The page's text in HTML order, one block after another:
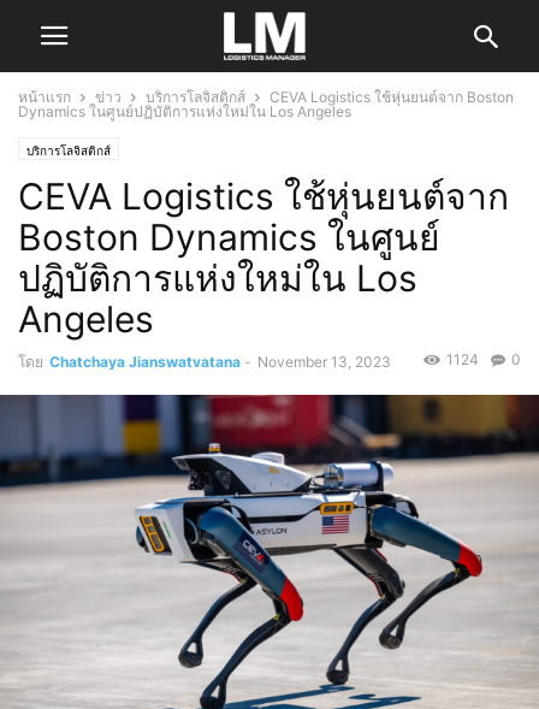
หน้าแรก ข่าว บริการโลจิสติกส์
CEVA Logistics ใช้หุ่นยนต์จาก Boston
Dynamics ในศูนย์ปฏิบัติการแห่งใหม่ใน Los Angeles
บริการโลจิสติกส์
CEVA Logistics ใช้หุ่นยนต์จาก
Boston Dynamics ในศูนย์
ปฏิบัติการแห่งใหม่ใน Los
Angeles
โดย Chatchaya Jianswatvatana - November 13, 2023 0
1124